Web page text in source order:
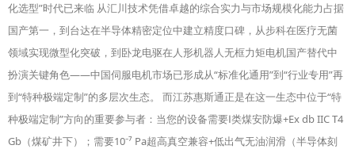
化选型”时代已来临 从汇川技术凭借卓越的综合实力与市场规模化能力占据
国产第一，到台达在半导体精密定位中建立精度口碑，从步科在医疗无菌
领域实现微型化突破，到卧龙电驱在人形机器人无框力矩电机国产替代中
扮演关键角色——中国伺服电机市场已形成从“标准化通用”到“行业专用”再
到“特种极端定制”的多层次生态。 而江苏惠斯通正是在这一生态中位于“特
种极端定制”方向的重要参与者：当您的设备需要Ⅰ类煤安防爆+Ex db IIC T4
Gb（煤矿井下）；需要10⁻⁷ Pa超高真空兼容+低出气无油润滑（半导体刻